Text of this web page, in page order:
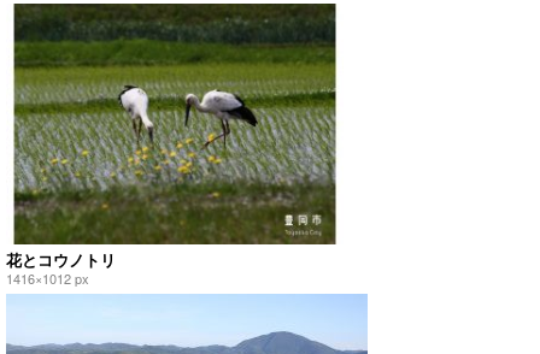
花とコウノトリ
1416×1012 px